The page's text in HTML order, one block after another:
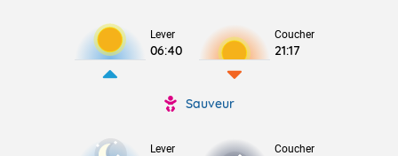
Lever
06:40
Coucher
21:17
Sauveur
Lever Coucher